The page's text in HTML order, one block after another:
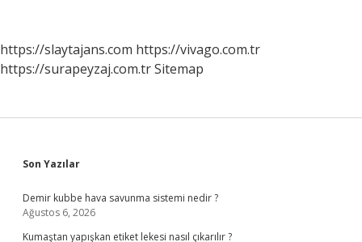
https://slaytajans.com https://vivago.com.tr
https://surapeyzaj.com.trSitemap
Sidebar
Son Yazılar
Demir kubbe hava savunma sistemi nedir ?
Ağustos 6, 2026
Kumaştan yapışkan etiket lekesi nasıl çıkarılır ?